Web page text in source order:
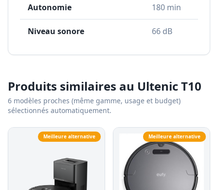
Autonomie 180 min
Niveau sonore 66 dB
Produits similaires au Ultenic T10
6 modèles proches (même gamme, usage et budget)
sélectionnés automatiquement.
Meilleure alternative Meilleure alternative